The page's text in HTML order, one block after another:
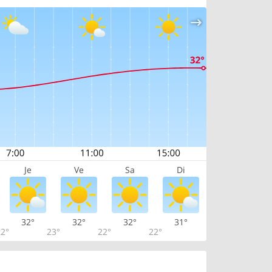
Je Ve Sa Di
32°
23°
32°
22°
32°
22°
31°